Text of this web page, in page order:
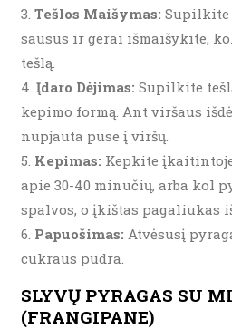
Tešlos Maišymas: Supilkite
sausus ir gerai išmaišykite,
tešlą.
Įdaro Dėjimas: Supilkite
kepimo formą. Ant viršaus
nupjauta puse į viršų.
Kepimas: Kepkite
apie 30-40 minučių, arba kol
spalvos, o įkištas pagaliukas
Papuošimas: Atvėsusį
cukraus pudra.
SLYVŲ PYRAGAS SU
(FRANGIPANE)